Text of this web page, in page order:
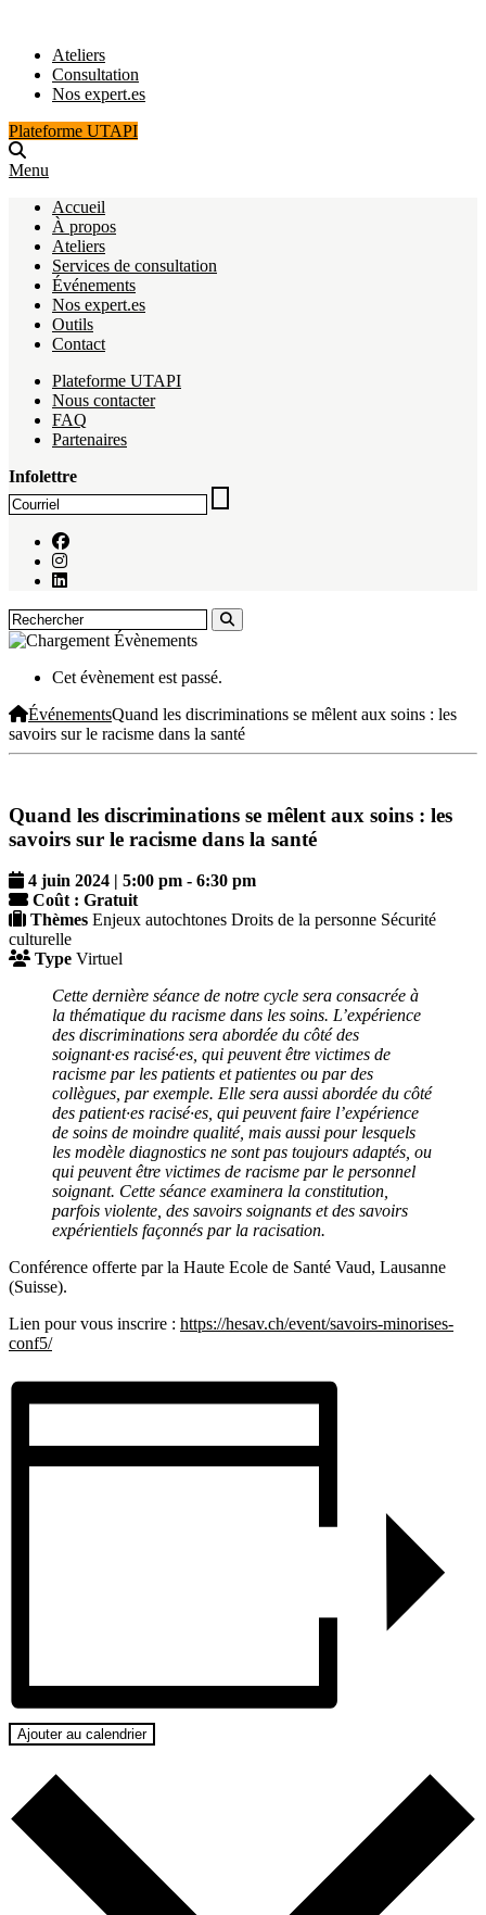
Ateliers
Consultation
Nos expert.es
Plateforme UTAPI
Menu
Accueil
À propos
Ateliers
Services de consultation
Événements
Nos expert.es
Outils
Contact
Plateforme UTAPI
Nous contacter
FAQ
Partenaires
Infolettre
Cet évènement est passé.
ÉvénementsQuand les discriminations se mêlent aux soins : les
savoirs sur le racisme dans la santé
Quand les discriminations se mêlent aux soins : les
savoirs sur le racisme dans la santé
4 juin 2024 | 5:00 pm - 6:30 pm
Coût : Gratuit
Thèmes Enjeux autochtones Droits de la personne Sécurité
culturelle
Type Virtuel
Cette dernière séance de notre cycle sera consacrée à
la thématique du racisme dans les soins. L’expérience
des discriminations sera abordée du côté des
soignant·es racisé·es, qui peuvent être victimes de
racisme par les patients et patientes ou par des
collègues, par exemple. Elle sera aussi abordée du côté
des patient·es racisé·es, qui peuvent faire l’expérience
de soins de moindre qualité, mais aussi pour lesquels
les modèle diagnostics ne sont pas toujours adaptés, ou
qui peuvent être victimes de racisme par le personnel
soignant. Cette séance examinera la constitution,
parfois violente, des savoirs soignants et des savoirs
expérientiels façonnés par la racisation.
Conférence offerte par la Haute Ecole de Santé Vaud, Lausanne
(Suisse).
Lien pour vous inscrire : https://hesav.ch/event/savoirs-minorises-
conf5/
Ajouter au calendrier